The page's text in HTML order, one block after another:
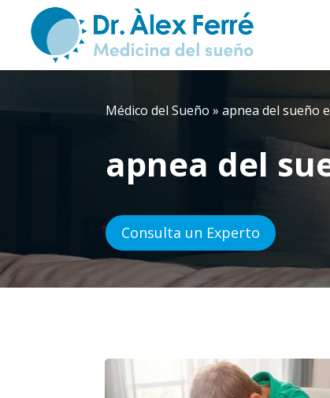
Médico del Sueño »apnea del sueño
apnea del
Consulta un Experto